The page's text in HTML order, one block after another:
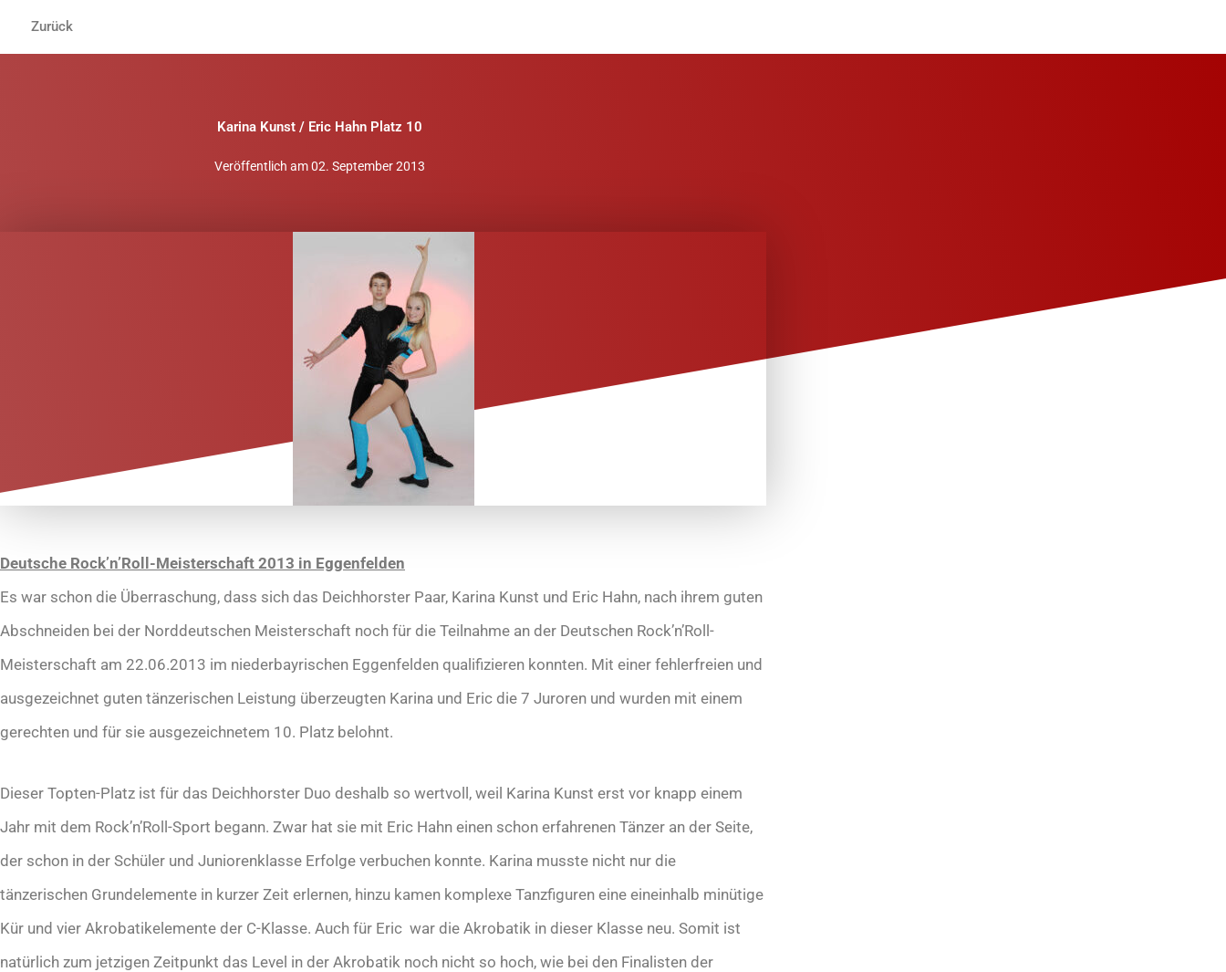
Inhalt
springen
Zurück
Karina Kunst / Eric Hahn Platz 10
Veröffentlich am02. September 2013
Deutsche Rock’n’Roll-Meisterschaft 2013 in Eggenfelden
Es war schon die Überraschung, dass sich das Deichhorster Paar, Karina Kunst und Eric Hahn, nach ihrem guten
Abschneiden bei der Norddeutschen Meisterschaft noch für die Teilnahme an der Deutschen Rock’n’Roll-
Meisterschaft am 22.06.2013 im niederbayrischen Eggenfelden qualifizieren konnten. Mit einer fehlerfreien und
ausgezeichnet guten tänzerischen Leistung überzeugten Karina und Eric die 7 Juroren und wurden mit einem
gerechten und für sie ausgezeichnetem 10. Platz belohnt.
Dieser Topten-Platz ist für das Deichhorster Duo deshalb so wertvoll, weil Karina Kunst erst vor knapp einem
Jahr mit dem Rock’n’Roll-Sport begann. Zwar hat sie mit Eric Hahn einen schon erfahrenen Tänzer an der Seite,
der schon in der Schüler und Juniorenklasse Erfolge verbuchen konnte. Karina musste nicht nur die
tänzerischen Grundelemente in kurzer Zeit erlernen, hinzu kamen komplexe Tanzfiguren eine eineinhalb minütige
Kür und vier Akrobatikelemente der C-Klasse. Auch für Eric war die Akrobatik in dieser Klasse neu. Somit ist
natürlich zum jetzigen Zeitpunkt das Level in der Akrobatik noch nicht so hoch, wie bei den Finalisten der